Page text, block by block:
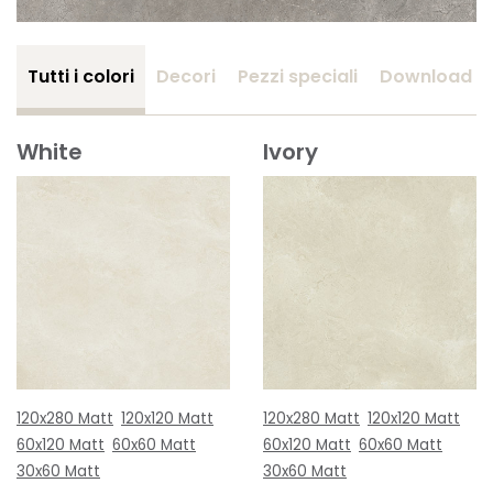
Tutti i colori Decori Pezzi speciali Download
White
120x280 Matt 120x120 Matt
60x120 Matt 60x60 Matt
30x60 Matt
Ivory
120x280 Matt 120x120 Matt
60x120 Matt 60x60 Matt
30x60 Matt